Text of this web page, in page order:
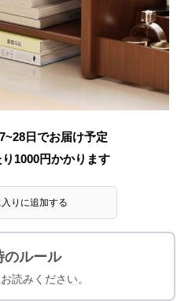
日でお届け予定
1000円かかります
りに追加する
のルール
読みください。